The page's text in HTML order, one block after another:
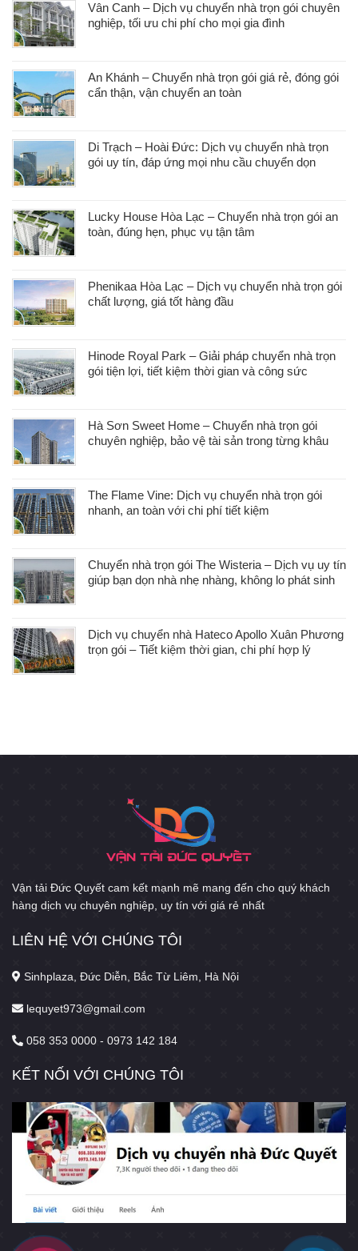
Vân Canh – Dịch vụ chuyển nhà trọn gói chuyên
nghiệp, tối ưu chi phí cho mọi gia đình
An Khánh – Chuyển nhà trọn gói giá rẻ, đóng gói
cẩn thận, vận chuyển an toàn
Di Trạch – Hoài Đức: Dịch vụ chuyển nhà trọn
gói uy tín, đáp ứng mọi nhu cầu chuyển dọn
Lucky House Hòa Lạc – Chuyển nhà trọn gói an
toàn, đúng hẹn, phục vụ tận tâm
Phenikaa Hòa Lạc – Dịch vụ chuyển nhà trọn gói
chất lượng, giá tốt hàng đầu
Hinode Royal Park – Giải pháp chuyển nhà trọn
gói tiện lợi, tiết kiệm thời gian và công sức
Hà Sơn Sweet Home – Chuyển nhà trọn gói
chuyên nghiệp, bảo vệ tài sản trong từng khâu
The Flame Vine: Dịch vụ chuyển nhà trọn gói
nhanh, an toàn với chi phí tiết kiệm
Chuyển nhà trọn gói The Wisteria – Dịch vụ uy tín
giúp bạn dọn nhà nhẹ nhàng, không lo phát sinh
Dịch vụ chuyển nhà Hateco Apollo Xuân Phương
trọn gói – Tiết kiệm thời gian, chi phí hợp lý
Vận tải Đức Quyết cam kết mạnh mẽ mang đến cho quý khách
hàng dịch vụ chuyên nghiệp, uy tín với giá rẻ nhất
LIÊN HỆ VỚI CHÚNG TÔI
Sinhplaza, Đức Diễn, Bắc Từ Liêm, Hà Nội
lequyet973@gmail.com
058 353 0000 - 0973 142 184
KẾT NỐI VỚI CHÚNG TÔI